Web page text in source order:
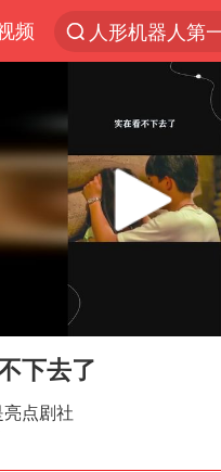
频
人形机器人第
多地银行上调
上海地铁4条
4.2平卫生间补
白海豚路径图
下去了
点剧社